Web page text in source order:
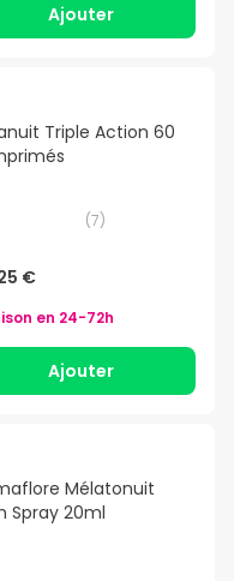
Ajouter
Triple Action 60
(7)
€
en 24-72h
Ajouter
Mélatonuit
Spray 20ml